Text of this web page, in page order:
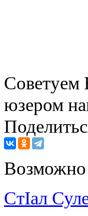
Советуем
юзером
Возможно
СтIал